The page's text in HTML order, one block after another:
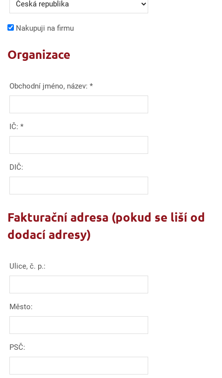
Nakupuji na firmu
Organizace
Obchodní jméno, název: *
IČ: *
DIČ:
Fakturační adresa (pokud se liší od
dodací adresy)
Ulice, č. p.:
Město:
PSČ: